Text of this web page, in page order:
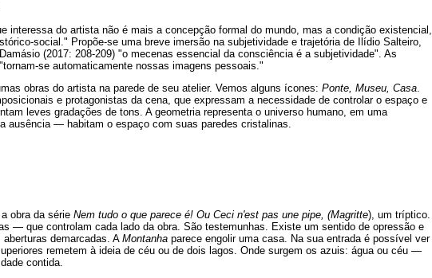
interessa do artista não é mais a concepção formal do mundo, mas a condição existencial,
social." Propõe-se uma breve imersão na subjetividade e trajetória de Ilídio Salteiro,
(2017: 208-209) "o mecenas essencial da consciência é a subjetividade". As
se automaticamente nossas imagens pessoais."
obras do artista na parede de seu atelier. Vemos alguns ícones: Ponte, Museu, Casa.
e protagonistas da cena, que expressam a necessidade de controlar o espaço e
leves gradações de tons. A geometria representa o universo humano, em uma
ausência — habitam o espaço com suas paredes cristalinas.
a obra da série Nem tudo o que parece é! Ou Ceci n'est pas une pipe, (Magritte), um tríptico.
— que controlam cada lado da obra. São testemunhas. Existe um sentido de opressão e
demarcadas. A Montanha parece engolir uma casa. Na sua entrada é possível ver
remetem à ideia de céu ou de dois lagos. Onde surgem os azuis: água ou céu —
contida.